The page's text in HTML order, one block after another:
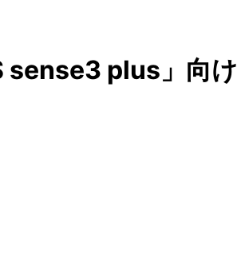
sense3 plus」向け